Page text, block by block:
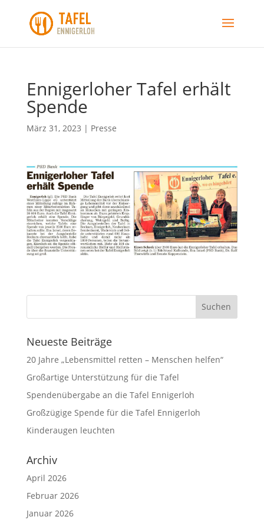
Ennigerloher Tafel erhält
Spende
März 31, 2023 | Presse
Neueste Beiträge
20 Jahre „Lebensmittel retten – Menschen helfen“
Großartige Unterstützung für die Tafel
Spendenübergabe an die Tafel Ennigerloh
Großzügige Spende für die Tafel Ennigerloh
Kinderaugen leuchten
Archiv
April 2026
Februar 2026
Januar 2026